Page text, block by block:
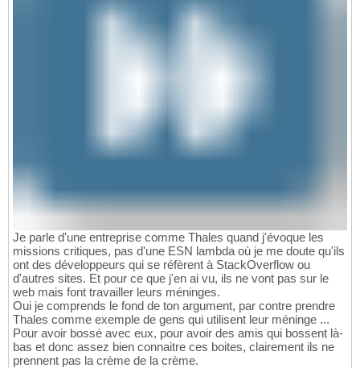
Je parle d'une entreprise comme Thales quand j'évoque les
missions critiques, pas d'une ESN lambda où je me doute qu'ils
ont des développeurs qui se réfèrent à StackOverflow ou
d'autres sites. Et pour ce que j'en ai vu, ils ne vont pas sur le
web mais font travailler leurs méninges.
Oui je comprends le fond de ton argument, par contre prendre
Thales comme exemple de gens qui utilisent leur méninge ...
Pour avoir bossé avec eux, pour avoir des amis qui bossent là-
bas et donc assez bien connaitre ces boites, clairement ils ne
prennent pas la crème de la crème.